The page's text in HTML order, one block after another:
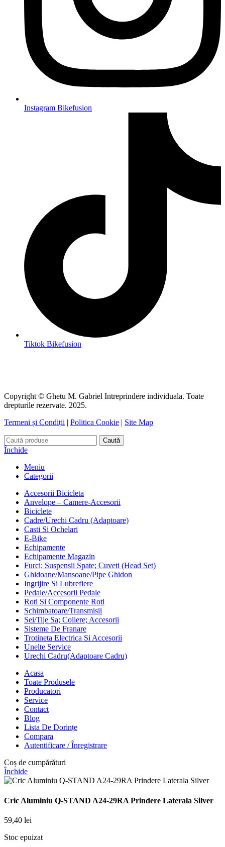
Instagram Bikefusion
Tiktok Bikefusion
Copyright © Ghetu M. Gabriel Intreprindere individuala. Toate
drepturile rezervate. 2025.
Termeni și Condiții | Politica Cookie | Site Map
Caută
Închide
Meniu
Categorii
Accesorii Bicicleta
Anvelope – Camere-Accesorii
Biciclete
Cadre/Urechi Cadru (Adaptoare)
Casti Si Ochelari
E-Bike
Echipamente
Echipamente Magazin
Furci; Suspensii Spate; Cuveti (Head Set)
Ghidoane/Mansoane/Pipe Ghidon
Ingrijire Si Lubrefiere
Pedale/Accesorii Pedale
Roti Si Componente Roti
Schimbatoare/Transmisii
Sei/Tije Sa; Coliere; Accesorii
Sisteme De Franare
Trotineta Electrica Si Accesorii
Unelte Service
Urechi Cadru(Adaptoare Cadru)
Acasa
Toate Produsele
Producatori
Service
Contact
Blog
Lista De Dorințe
Compara
Autentificare / Înregistrare
Coș de cumpărături
Închide
Cric Aluminiu Q-STAND A24-29RA Prindere Laterala Silver
59,40 lei
Stoc epuizat